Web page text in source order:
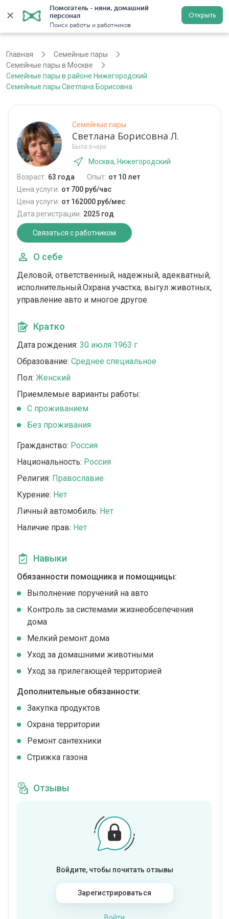
Помогатель - няни, домашний
персонал
Поиск работы и работников
Открыть
Регистрация
Главная
Семейные пары
Семейные пары в Москве
Семейные пары в районе Нижегородский
Семейные пары Светлана Борисовна
Семейные пары
Светлана Борисовна Л.
Была вчера
Москва, Нижегородский
Возраст: 63 года Опыт: от 10 лет
Цена услуги: от 700 руб/час
Цена услуги: от 162000 руб/мес
Дата регистрации: 2025 год
Связаться с работником
О себе
Деловой, ответственный, надежный, адекватный,
исполнительный.Охрана участка, выгул животных,
управление авто и многое другое.
Кратко
Дата рождения: 30 июля 1963 г.
Образование: Среднее специальное
Пол: Женский
Приемлемые варианты работы:
C проживанием
Без проживания
Гражданство: Россия
Национальность: Россия
Религия: Православие
Курение: Нет
Личный автомобиль: Нет
Наличие прав: Нет
Навыки
Обязанности помощника и помощницы:
Выполнение поручений на авто
Контроль за системами жизнеобсепечения
дома
Мелкий ремонт дома
Уход за домашними животными
Уход за прилегающей территорией
Дополнительные обязанности:
Закупка продуктов
Охрана территории
Ремонт сантехники
Стрижка газона
Отзывы
Войдите, чтобы почитать отзывы
Зарегистрироваться